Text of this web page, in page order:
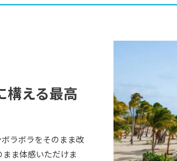
構える最高
ラボラをそのまま改
ま体感いただけま